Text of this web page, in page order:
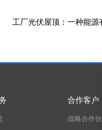
工厂光伏屋顶：一种能
合作客户
战略合作